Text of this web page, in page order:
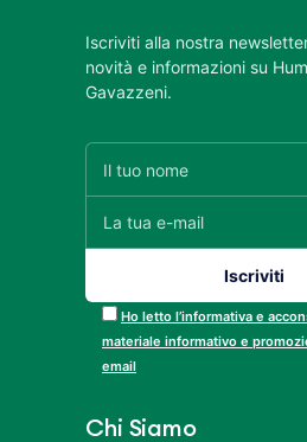
Iscriviti alla nostra
novità e informazioni su
Gavazzeni.
Ho letto l’informativa e
materiale informativo e
email
Chi Siamo